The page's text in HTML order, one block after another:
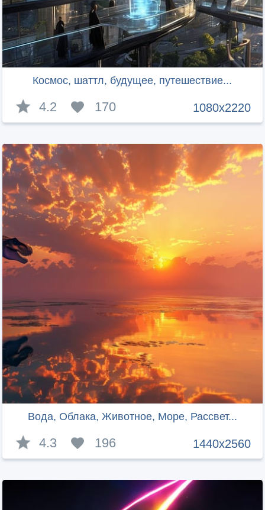
Космос, шаттл, будущее, путешествие...
1080x2220
4.2 170
Вода, Облака, Животное, Море, Рассвет...
1440x2560
4.3 196